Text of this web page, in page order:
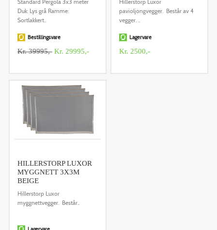
Standard Pergola 3x3 meter
Duk: Lys grå Ramme:
Sortlakkert..
Bestillingsvare
Kr. 39995,-Kr. 29995,-
Hillerstorp Luxor
pavioljongvegger. Består av 4
vegger. ..
Lagervare
Kr. 2500,-
HILLERSTORP LUXOR
MYGGNETT 3X3M
BEIGE
Hillerstorp Luxor
myggnettvegger. Består..